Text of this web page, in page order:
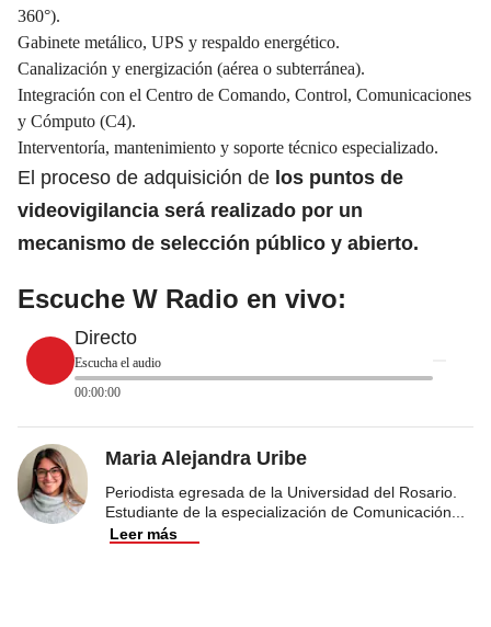
360°).
Gabinete metálico, UPS y respaldo energético.
Canalización y energización (aérea o subterránea).
Integración con el Centro de Comando, Control, Comunicaciones
y Cómputo (C4).
Interventoría, mantenimiento y soporte técnico especializado.
El proceso de adquisición de los puntos de
videovigilancia será realizado por un
mecanismo de selección público y abierto.
Escuche W Radio en vivo:
Directo
Escucha el audio
00:00:00
Maria Alejandra Uribe
Periodista egresada de la Universidad del Rosario.
Estudiante de la especialización de Comunicación
Leer más